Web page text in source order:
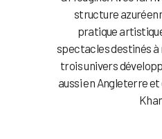
structure
pratique
spectacles destinés
trois univers
aussi en Angleterre